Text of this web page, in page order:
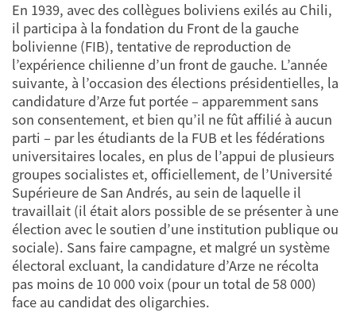
En 1939, avec des collègues boliviens exilés au Chili,
il participa à la fondation du Front de la gauche
bolivienne (FIB), tentative de reproduction de
l’expérience chilienne d’un front de gauche. L’année
suivante, à l’occasion des élections présidentielles, la
candidature d’Arze fut portée – apparemment sans
son consentement, et bien qu’il ne fût affilié à aucun
parti – par les étudiants de la FUB et les fédérations
universitaires locales, en plus de l’appui de plusieurs
groupes socialistes et, officiellement, de l’Université
Supérieure de San Andrés, au sein de laquelle il
travaillait (il était alors possible de se présenter à une
élection avec le soutien d’une institution publique ou
sociale). Sans faire campagne, et malgré un système
électoral excluant, la candidature d’Arze ne récolta
pas moins de 10 000 voix (pour un total de 58 000)
face au candidat des oligarchies.